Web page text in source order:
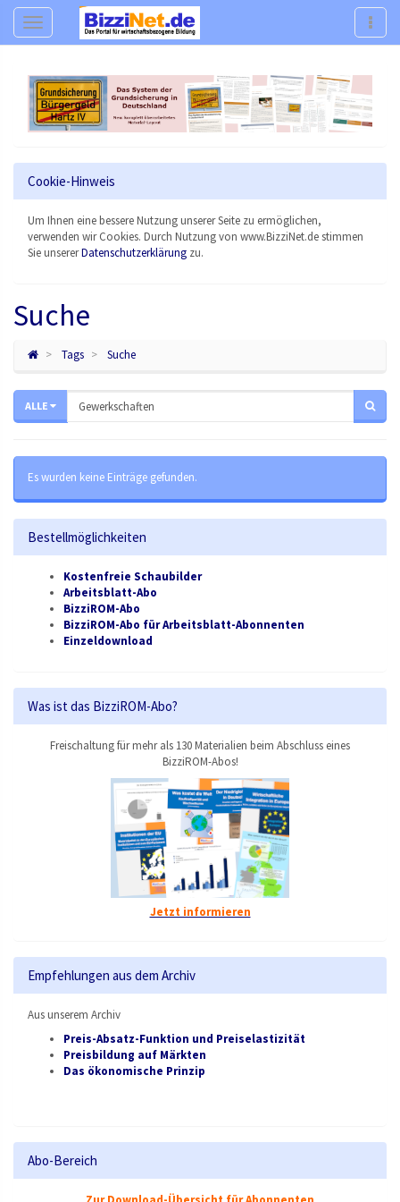
Navigation
Cookie-Hinweis
Um Ihnen eine bessere Nutzung unserer Seite zu ermöglichen,
verwenden wir Cookies. Durch Nutzung von www.BizziNet.de stimmen
Sie unsererDatenschutzerklärung zu.
Suche
Tags Suche
ALLE
Es wurden keine Einträge gefunden.
Bestellmöglichkeiten
Kostenfreie Schaubilder
Arbeitsblatt-Abo
BizziROM-Abo
BizziROM-Abo für Arbeitsblatt-Abonnenten
Einzeldownload
Was ist das BizziROM-Abo?
Freischaltung für mehr als 130 Materialien beim Abschluss eines
BizziROM-Abos!
Jetzt informieren
Empfehlungen aus dem Archiv
Aus unserem Archiv
Preis-Absatz-Funktion und Preiselastizität
Preisbildung auf Märkten
Das ökonomische Prinzip
Abo-Bereich